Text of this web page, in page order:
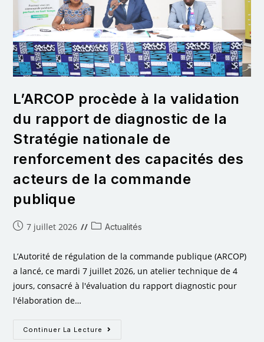
L’ARCOP procède à la validation
du rapport de diagnostic de la
Stratégie nationale de
renforcement des capacités des
acteurs de la commande
publique
7 juillet 2026 Actualités
L’Autorité de régulation de la commande publique (ARCOP)
a lancé, ce mardi 7 juillet 2026, un atelier technique de 4
jours, consacré à l'évaluation du rapport diagnostic pour
l'élaboration de…
Continuer La Lecture